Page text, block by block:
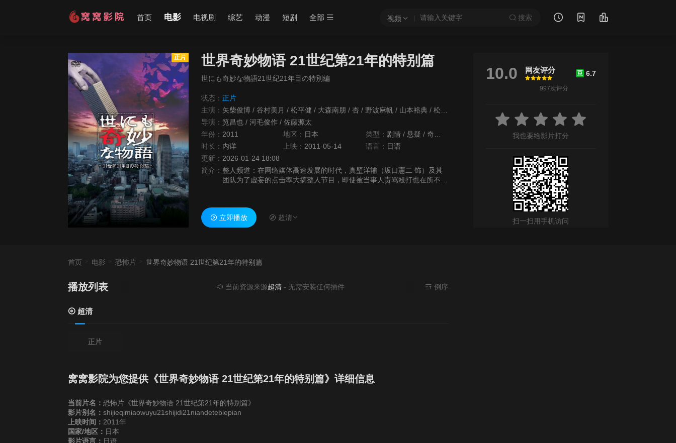
视频 搜索
首页 电影 电视剧 综艺 动漫 短剧 全部
正片 世界奇妙物语 21世纪第21年的特别篇
世にも奇妙な物語21世紀21年目の特別編
状态： 正片
主演： 矢柴俊博 / 谷村美月 / 松平健 / 大森南朋 / 杏 / 野波麻帆 / 山本裕典 / 松尾谕
导演： 笕昌也 / 河毛俊作 / 佐藤源太
年份： 2011 地区： 日本 类型： 剧情 / 悬疑 / 奇幻
时长： 内详 上映： 2011-05-14 语言： 日语
更新： 2026-01-24 18:08
简介： 整人频道：在网络媒体高速发展的时代，真壁洋辅（坂口憲二 饰）及其
团队为了虚妄的点击率大搞整人节目，即使被当事人责骂殴打也在所不
立即播放 超清
10.0 网友评分
很差
较差还行推荐力荐
豆 6.7
997次评分
我也要给影片打分
扫一扫用手机访问
首页 电影 恐怖片 世界奇妙物语 21世纪第21年的特别篇
播放列表 当前资源来源超清- 无需安装任何插件 倒序
超清
正片
窝窝影院为您提供《世界奇妙物语 21世纪第21年的特别篇》详细信息
当前片名： 恐怖片《世界奇妙物语 21世纪第21年的特别篇》
影片别名： shijieqimiaowuyu21shijidi21niandetebiepian
上映时间： 2011年
国家/地区： 日本
影片语言： 日语